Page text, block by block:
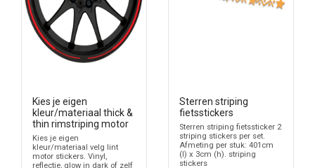
Kies je eigen
kleur/materiaal thick &
thin rimstriping motor
Kies je eigen
kleur/materiaal velg lint
motor stickers. Vinyl,
reflectie, glow in dark of zelf
Sterren striping
fietsstickers
Sterren striping fietssticker 2
striping stickers per set.
Afmeting per stuk: 401cm
(l) x 3cm (h). striping
stickers